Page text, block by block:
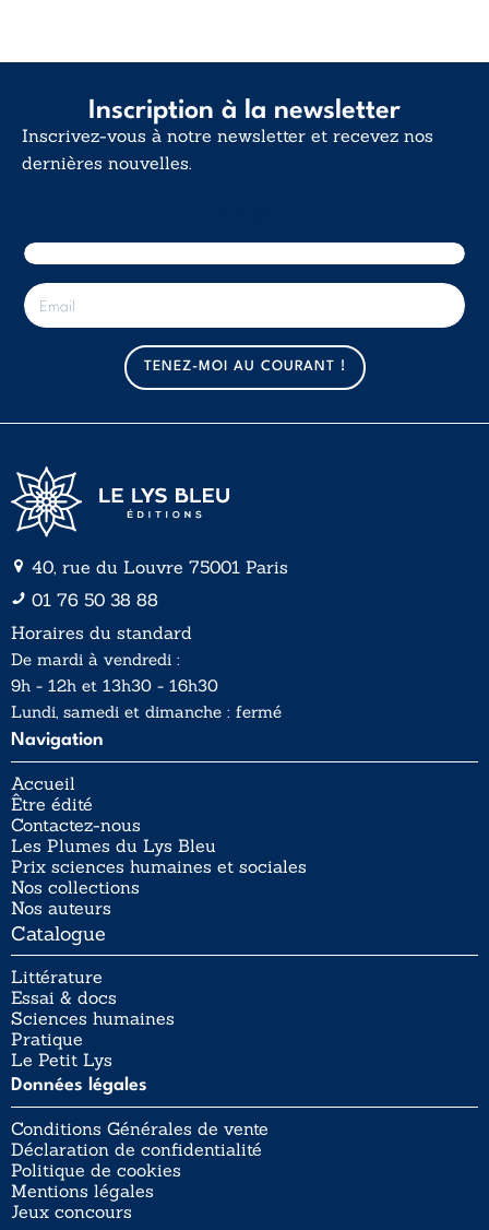
Inscription à la newsletter
Inscrivez-vous à notre newsletter et recevez nos
dernières nouvelles.
E
-
m
TENEZ-MOI AU COURANT !
40, rue du Louvre 75001 Paris
01 76 50 38 88
Horaires du standard
De mardi à vendredi :
9h - 12h et 13h30 - 16h30
Lundi, samedi et dimanche : fermé
Navigation
Accueil
Être édité
Contactez-nous
Les Plumes du Lys Bleu
Prix sciences humaines et sociales
Nos collections
Nos auteurs
Catalogue
Littérature
Essai & docs
Sciences humaines
Pratique
Le Petit Lys
Données légales
Conditions Générales de vente
Déclaration de confidentialité
Politique de cookies
Mentions légales
Jeux concours